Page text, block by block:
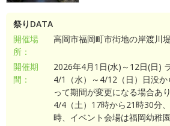
祭りDATA
開催場
所：
高岡市福岡町市街地の岸渡川堤
開催期
間：
2026年4月1日(水)～12日(日)
4/1（水）～4/12（日）日没か
って期間が変更になる場合あ
4/4（土）17時から21時30分
時、イベント会場は福岡幼稚